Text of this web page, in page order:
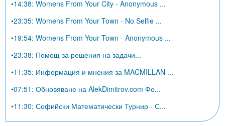
•14:38: Womens From Your City - Anonymous ...
•23:35: Womens From Your Town - No Selfie ...
•19:54: Womens From Your Town - Anonymous ...
•23:38: Помощ за решения на задачи...
•11:35: Информация и мнения за MACMILLAN ...
•07:51: Обновяване на AlekDimitrov.com Фо...
•11:30: Софийски Математически Турнир - С...